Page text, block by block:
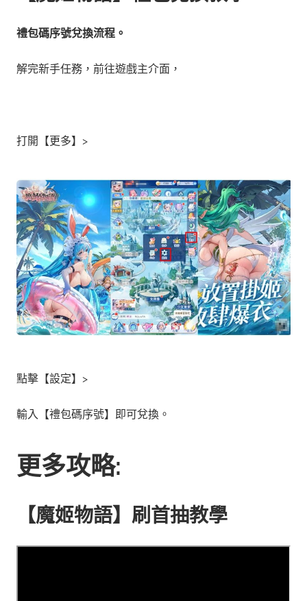
禮包碼序號兌換流程。
解完新手任務，前往遊戲主介面，
打開【更多】>
點擊【設定】>
輸入【禮包碼序號】即可兌換。
更多攻略:
【魔姬物語】刷首抽教學